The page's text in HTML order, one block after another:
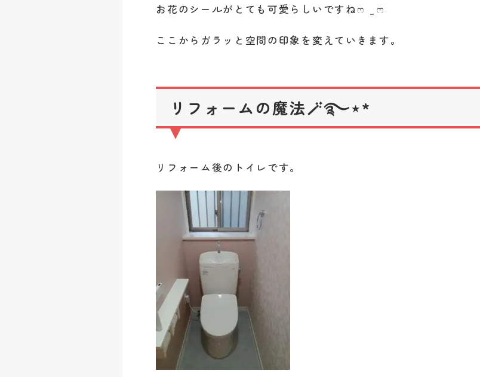
お花のシールがとても可愛らしいですねෆ ̫ ෆ
ここからガラッと空間の印象を変えていきます。
リフォームの魔法🪄︎︎࿐⋆*
リフォーム後のトイレです。